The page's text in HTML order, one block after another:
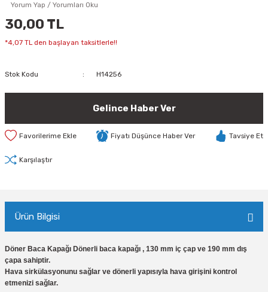
Yorum Yap / Yorumları Oku
30,00 TL
*4,07 TL den başlayan taksitlerle!!
Stok Kodu H14256
Gelince Haber Ver
Fiyatı Düşünce Haber Ver Tavsiye Et
Karşılaştır
Ürün Bilgisi
Döner Baca Kapağı Dönerli baca kapağı , 130 mm iç çap ve 190 mm dış
çapa sahiptir.
Hava sirkülasyonunu sağlar ve dönerli yapısıyla hava girişini kontrol
etmenizi sağlar.